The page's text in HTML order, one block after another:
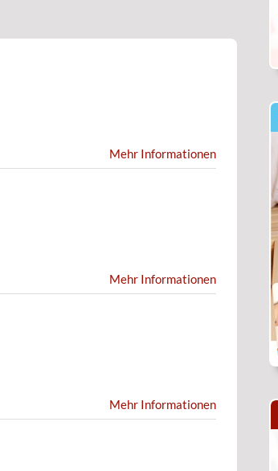
Mehr Informationen
Mehr Informationen
Mehr Informationen